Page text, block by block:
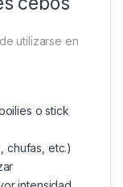
utilizarse en
o stick
chufas, etc.)